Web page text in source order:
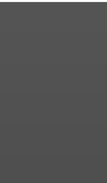
отработали